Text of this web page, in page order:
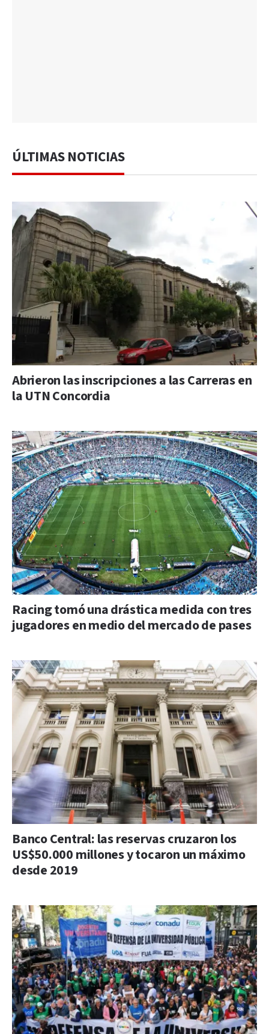
ÚLTIMAS NOTICIAS
Abrieron las inscripciones a las Carreras en
la UTN Concordia
Racing tomó una drástica medida con tres
jugadores en medio del mercado de pases
Banco Central: las reservas cruzaron los
US$50.000 millones y tocaron un máximo
desde 2019